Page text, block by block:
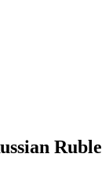
Ruble